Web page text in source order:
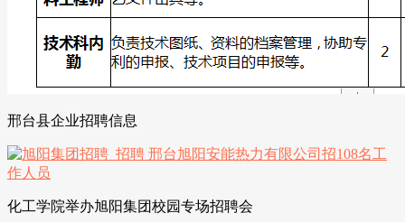
邢台县企业招聘信息
化工学院举办旭阳集团校园专场招聘会